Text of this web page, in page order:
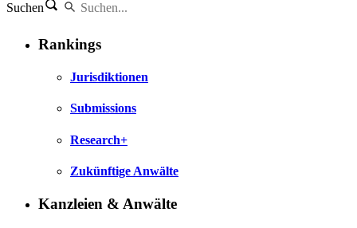
Suchen
Rankings
Jurisdiktionen
Submissions
Research+
Zukünftige Anwälte
Kanzleien & Anwälte